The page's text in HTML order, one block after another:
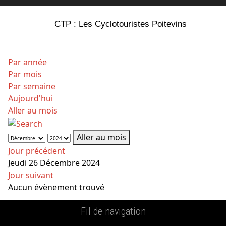
Mobile Menu ToggleCTP : Les Cyclotouristes Poitevins
Par année
Par mois
Par semaine
Aujourd'hui
Aller au mois
Aller au mois
Jour précédent
Jeudi 26 Décembre 2024
Jour suivant
Aucun évènement trouvé
Fil de navigation